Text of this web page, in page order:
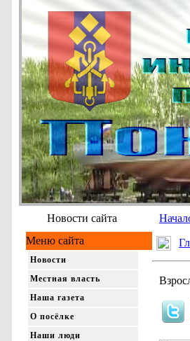
Новости сайта
Меню сайта
Новости
Местная власть
Наша газета
О посёлке
Наши люди